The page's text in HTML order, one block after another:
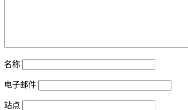
名称
电子邮件
站点